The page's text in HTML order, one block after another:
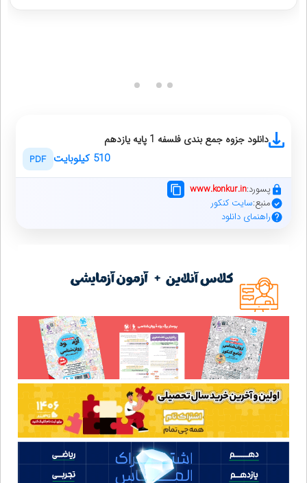
دانلود جزوه جمع بندی فلسفه 1 پایه یازدهم
510 کیلوبایت PDF
منبع:سایت کنکور
پسورد:www.konkur.in
راهنمای دانلود